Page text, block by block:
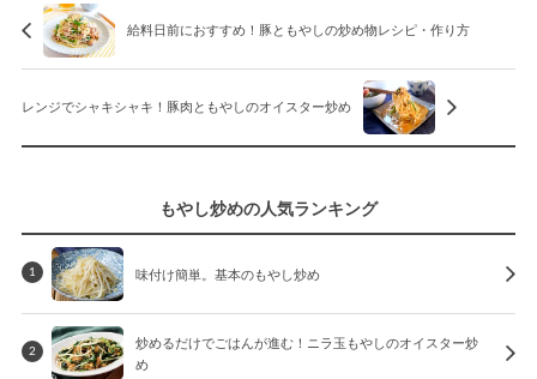
給料日前におすすめ！豚ともやしの炒め物レシピ・作り方
レンジでシャキシャキ！豚肉ともやしのオイスター炒め
もやし炒めの人気ランキング
1 味付け簡単。基本のもやし炒め
2
炒めるだけでごはんが進む！ニラ玉もやしのオイスター炒
め